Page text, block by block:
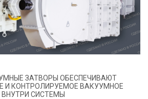
ЗАТВОРЫ ОБЕСПЕЧИВАЮТ
И КОНТРОЛИРУЕМОЕ ВАКУУМНОЕ
ВНУТРИ СИСТЕМЫ